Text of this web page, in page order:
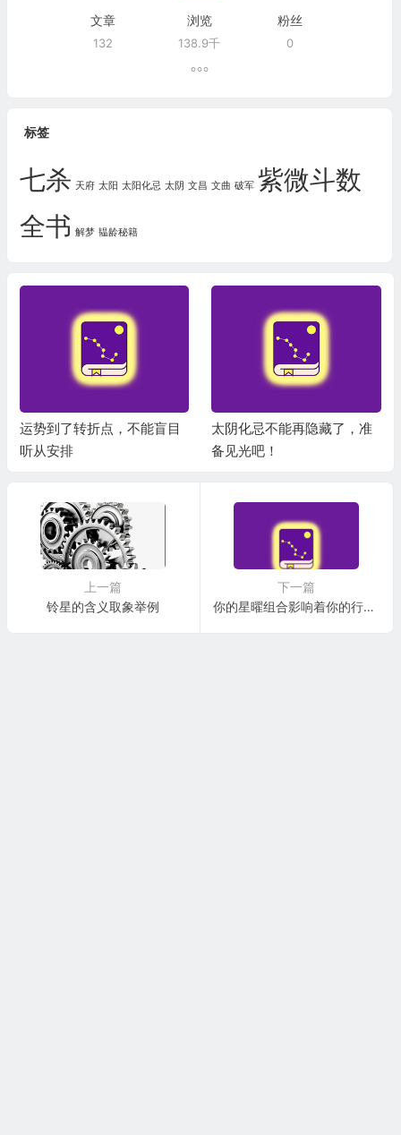
文章
132
浏览
138.9千
粉丝
0
标签
七杀 天府 太阳 太阳化忌 太阴 文昌 文曲 破军 紫微斗数
全书 解梦 韫龄秘籍
运势到了转折点，不能盲目
听从安排
太阴化忌不能再隐藏了，准
备见光吧！
上一篇
铃星的含义取象举例
下一篇
你的星曜组合影响着你的行业类型与工作模式